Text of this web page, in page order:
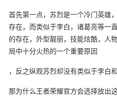
首先第一点，苏烈是一个冷门英雄
存在，而类似于李白，诸葛亮等一
的存在，外型靓丽，技能炫酷，人
局中十分火热的一个重要原因
，反之纵观苏烈却没有类似于李白
那为什么王者荣耀官方会选择放出